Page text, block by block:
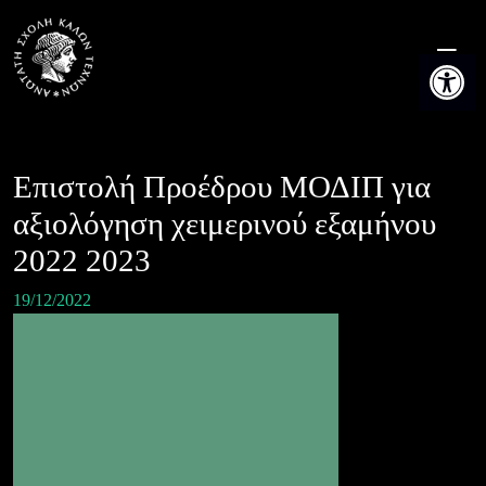
Ανοίξτε
content
Επιστολή Προέδρου ΜΟΔΙΠ για
αξιολόγηση χειμερινού εξαμήνου
2022 2023
19/12/2022